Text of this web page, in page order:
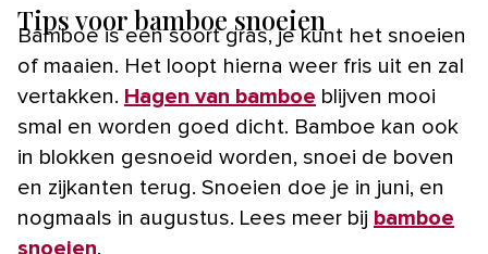
Tips voor bamboe snoeien
Bamboe is een soort gras, je kunt het snoeien
of maaien. Het loopt hierna weer fris uit en zal
vertakken. Hagen van bamboe blijven mooi
smal en worden goed dicht. Bamboe kan ook
in blokken gesnoeid worden, snoei de boven
en zijkanten terug. Snoeien doe je in juni, en
nogmaals in augustus. Lees meer bij bamboe
snoeien.